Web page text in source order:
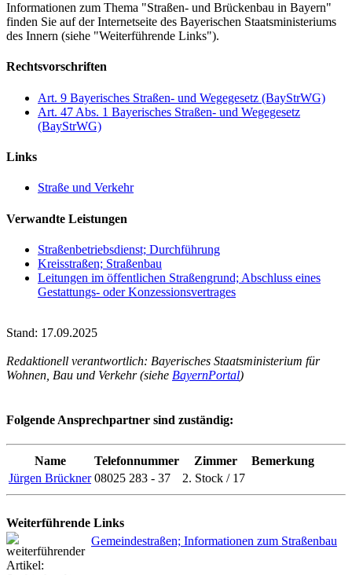
Informationen zum Thema "Straßen- und Brückenbau in Bayern"
finden Sie auf der Internetseite des Bayerischen Staatsministeriums
des Innern (siehe "Weiterführende Links").
Rechtsvorschriften
Art. 9 Bayerisches Straßen- und Wegegesetz (BayStrWG)
Art. 47 Abs. 1 Bayerisches Straßen- und Wegegesetz
(BayStrWG)
Links
Straße und Verkehr
Verwandte Leistungen
Straßenbetriebsdienst; Durchführung
Kreisstraßen; Straßenbau
Leitungen im öffentlichen Straßengrund; Abschluss eines
Gestattungs- oder Konzessionsvertrages
Stand: 17.09.2025
Redaktionell verantwortlich: Bayerisches Staatsministerium für
Wohnen, Bau und Verkehr (siehe BayernPortal)
Folgende Ansprechpartner sind zuständig:
Name Telefonnummer Zimmer
Bemerkung
Jürgen Brückner 08025 283 - 37 2. Stock / 17
Weiterführende Links
Gemeindestraßen; Informationen zum Straßenbau